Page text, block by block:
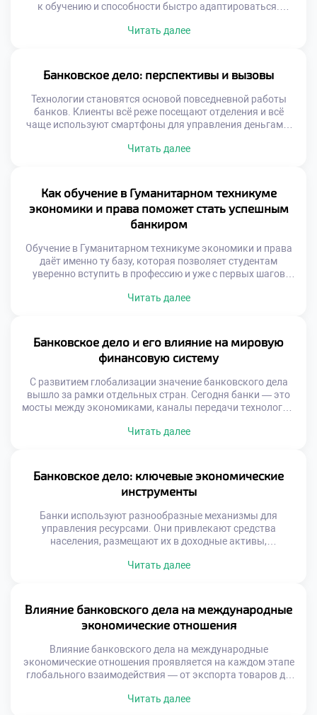
к обучению и способности быстро адаптироваться.
на старте обладают преимуществом: они понимают
риски. Эти качества открывают перед ними двери в
ведущие финансовые учреждения. Профессиональный
рост выпускников […]
Читать далее
Банковское дело: перспективы и вызовы
Технологии становятся основой повседневной работы
банков. Клиенты всё реже посещают отделения и всё
чаще используют смартфоны для управления деньгами.
дело выходит за рамки традиционных операций. Оно
экосистемами. Банки больше не ограничиваются ролью
хранилища денег. Они становятся […]
Читать далее
Как обучение в Гуманитарном техникуме
экономики и права поможет стать успешным
банкиром
Обучение в Гуманитарном техникуме экономики и права
даёт именно ту базу, которая позволяет студентам
уверенно вступить в профессию и уже с первых шагов
обучение в Гуманитарном техникуме экономики и права
финансовую сферу. Техникум предлагает не просто […]
Читать далее
Банковское дело и его влияние на мировую
финансовую систему
С развитием глобализации значение банковского дела
вышло за рамки отдельных стран. Сегодня банки — это
мосты между экономиками, каналы передачи технологий,
инфраструктурных проектов, поддерживают малый и
стало неотъемлемой частью международной финансовой
архитектуры, где каждый крупный игрок […]
Читать далее
Банковское дело: ключевые экономические
инструменты
Банки используют разнообразные механизмы для
управления ресурсами. Они привлекают средства
населения, размещают их в доходные активы,
риски. Каждый из этих процессов строится на точных
Понимание этих механизмов — основа для подготовки
квалифицированных специалистов в области финансов.
Для студентов, интересующихся экономикой, […]
Читать далее
Влияние банковского дела на международные
экономические отношения
Влияние банковского дела на международные
экономические отношения проявляется на каждом этапе
глобального взаимодействия — от экспорта товаров до
рубежом. Банки выступают не просто как посредники, а
Читать далее